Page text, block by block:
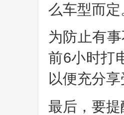
么车型而定
为防止有
前6小时打
以便充分
最后，要